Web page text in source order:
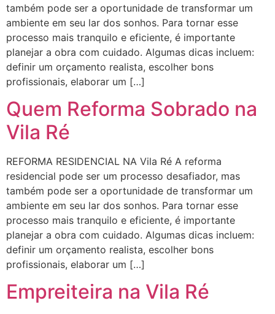
também pode ser a oportunidade de transformar um
ambiente em seu lar dos sonhos. Para tornar esse
processo mais tranquilo e eficiente, é importante
planejar a obra com cuidado. Algumas dicas incluem:
definir um orçamento realista, escolher bons
profissionais, elaborar um […]
Quem Reforma Sobrado na
Vila Ré
REFORMA RESIDENCIAL NA Vila Ré A reforma
residencial pode ser um processo desafiador, mas
também pode ser a oportunidade de transformar um
ambiente em seu lar dos sonhos. Para tornar esse
processo mais tranquilo e eficiente, é importante
planejar a obra com cuidado. Algumas dicas incluem:
definir um orçamento realista, escolher bons
profissionais, elaborar um […]
Empreiteira na Vila Ré